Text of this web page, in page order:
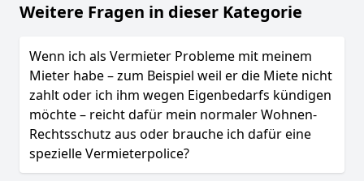
Weitere Fragen in dieser Kategorie
Wenn ich als Vermieter Probleme mit meinem
Mieter habe – zum Beispiel weil er die Miete nicht
zahlt oder ich ihm wegen Eigenbedarfs kündigen
möchte – reicht dafür mein normaler Wohnen-
Rechtsschutz aus oder brauche ich dafür eine
spezielle Vermieterpolice?